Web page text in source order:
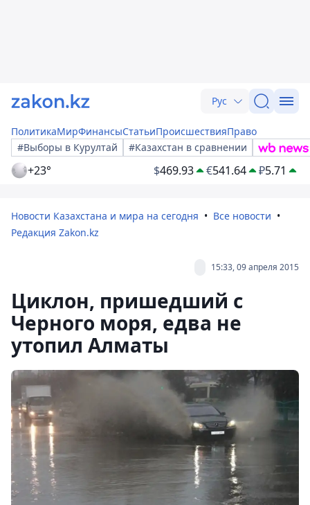
Рус
ПолитикаМирФинансыСтатьиПроисшествияПраво
#Выборы в Курултай
#Казахстан в сравнении
+23° $469.93 €541.64 ₽5.71
Новости Казахстана и мира на сегодня
Все новости
Редакция Zakon.kz
15:33, 09 апреля 2015
Циклон, пришедший с
Черного моря, едва не
утопил Алматы